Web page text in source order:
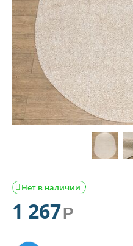
Нет в наличии

1 267Р